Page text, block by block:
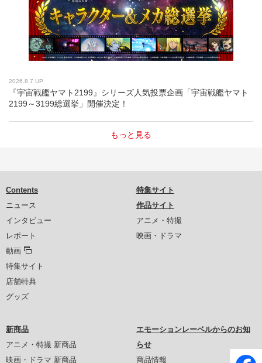
2026.8.7 UP
『宇宙戦艦ヤマト2199』シリーズ人気投票企画「宇宙戦艦ヤマト
2199～3199総選挙」開催決定！
もっと見る
Contents
ニュース
インタビュー
レポート
動画
特集サイト
店舗特典
グッズ
特集サイト
作品サイト
アニメ・特撮
映画・ドラマ
新商品
アニメ・特撮 新商品
映画・ドラマ 新商品
エモーションレーベルからのお知
らせ
商品情報